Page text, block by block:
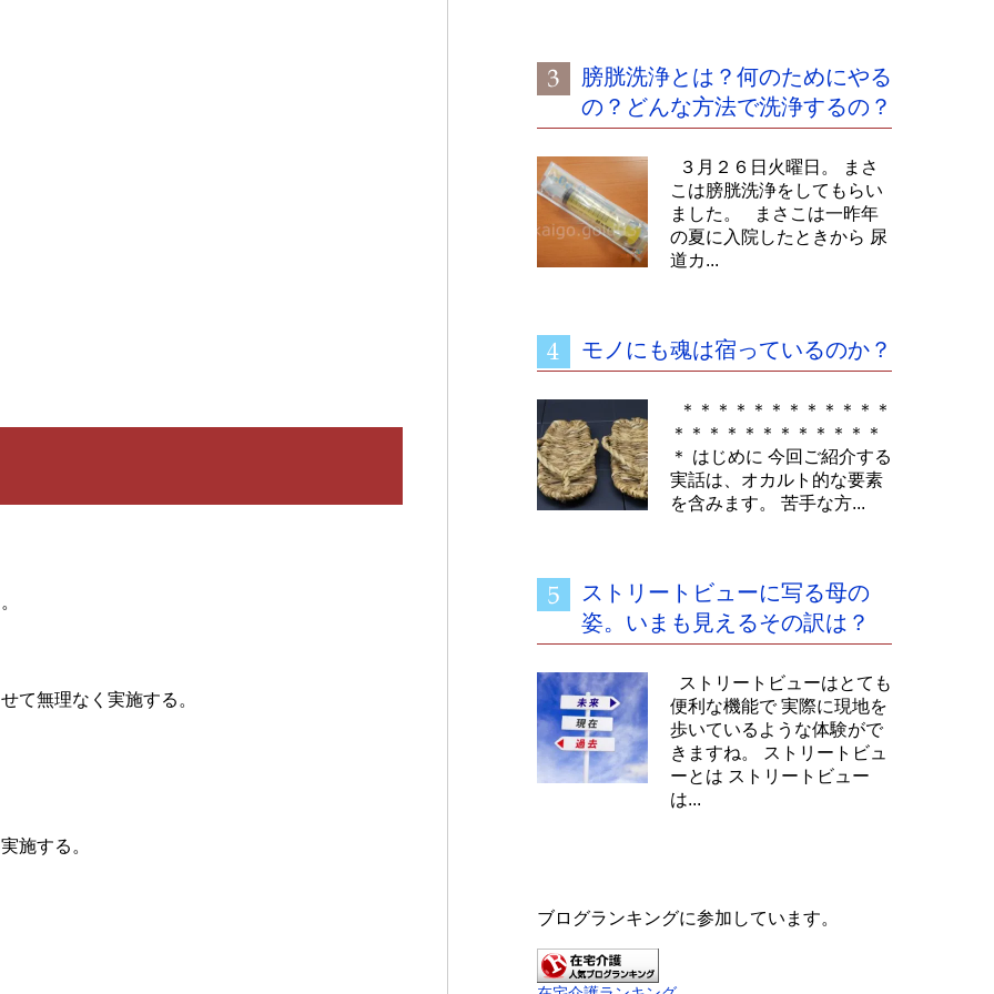
て無理なく実施する。
施する。
膀胱洗浄とは？何のためにやる
の？どんな方法で洗浄するの？
３月２６日火曜日。 まさ
こは膀胱洗浄をしてもらい
ました。 まさこは一昨年
の夏に入院したときから 尿
道カ...
モノにも魂は宿っているのか？
＊＊＊＊＊＊＊＊＊＊＊＊
＊＊＊＊＊＊＊＊＊＊＊＊
＊ はじめに 今回ご紹介する
実話は、オカルト的な要素
を含みます。 苦手な方...
ストリートビューに写る母の
姿。いまも見えるその訳は？
ストリートビューはとても
便利な機能で 実際に現地を
歩いているような体験がで
きますね。 ストリートビュ
ーとは ストリートビュー
は...
ブログランキングに参加しています。